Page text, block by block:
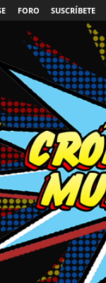
FORO SUSCRÍBETE